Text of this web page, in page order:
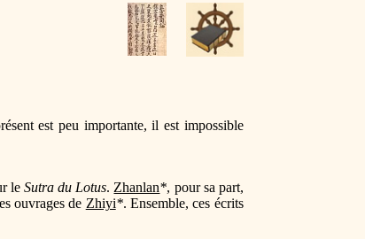
est peu importante, il est impossible
leSutra du Lotus. Zhanlan*, pour sa part,
ouvrages de Zhiyi*. Ensemble, ces écrits